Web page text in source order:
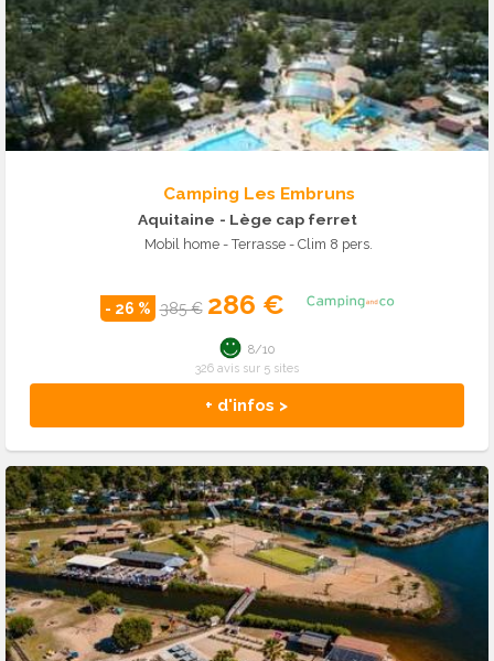
Camping Les Embruns
Aquitaine - Lège cap ferret
Mobil home - Terrasse - Clim 8 pers.
- 26 % 385 € 286 €
+ d'infos >
8/10
326 avis sur 5 sites